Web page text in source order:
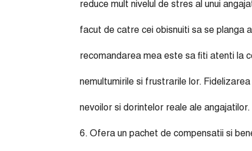
reduce mult nivelul de stres al unui
facut de catre cei obisnuiti sa se planga
recomandarea mea este sa fiti atenti la
nemultumirile si frustrarile lor.
nevoilor si dorintelor reale ale angajatilor.
6. Ofera un pachet de compensatii si